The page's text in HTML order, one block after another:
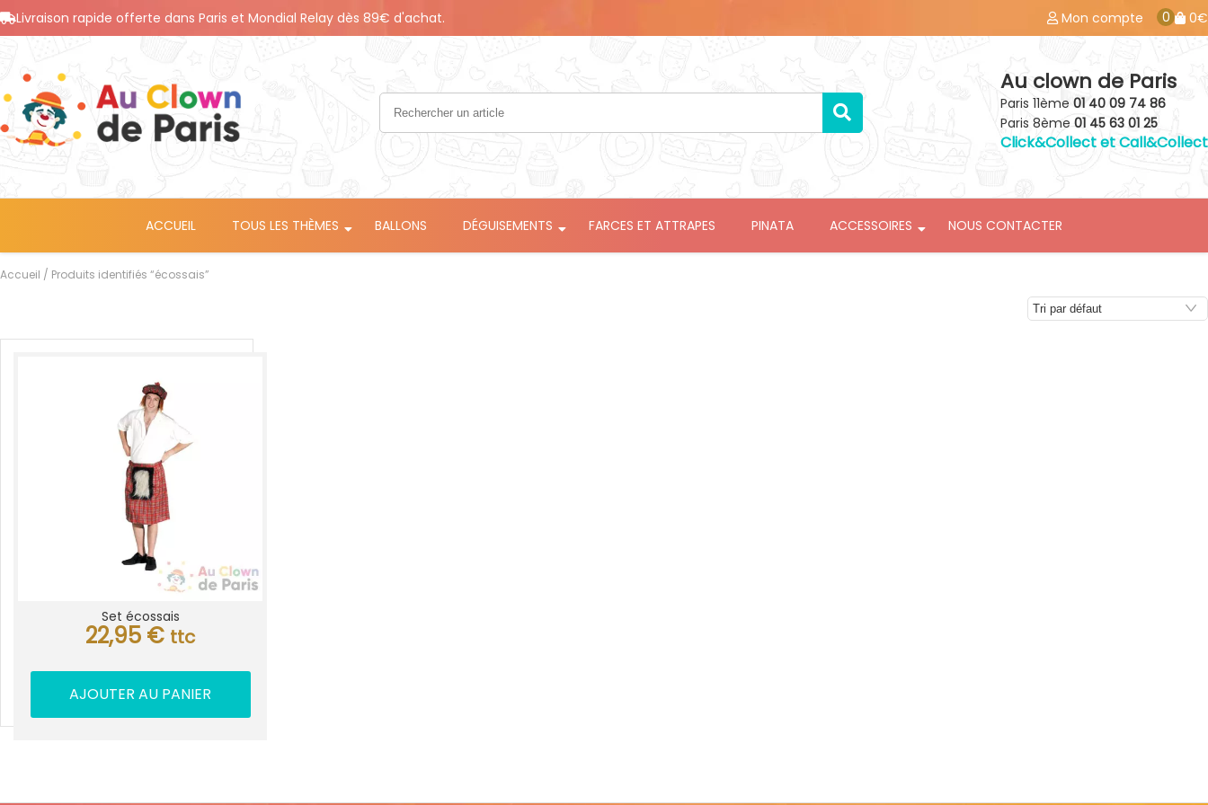
Livraison rapide offerte dans Paris et Mondial Relay dès 89€ d'achat. Mon compte 0 0€
Au clown de Paris
Paris 11ème 01 40 09 74 86
Paris 8ème 01 45 63 01 25
Click&Collect et Call&Collect
ACCUEIL TOUS LES THÈMES BALLONS DÉGUISEMENTS FARCES ET ATTRAPES PINATA ACCESSOIRES NOUS CONTACTER
Accueil / Produits identifiés “écossais”
Set écossais
22,95 € ttc
AJOUTER AU PANIER